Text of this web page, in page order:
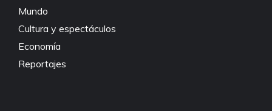
Mundo
Cultura y espectáculos
Economía
Reportajes